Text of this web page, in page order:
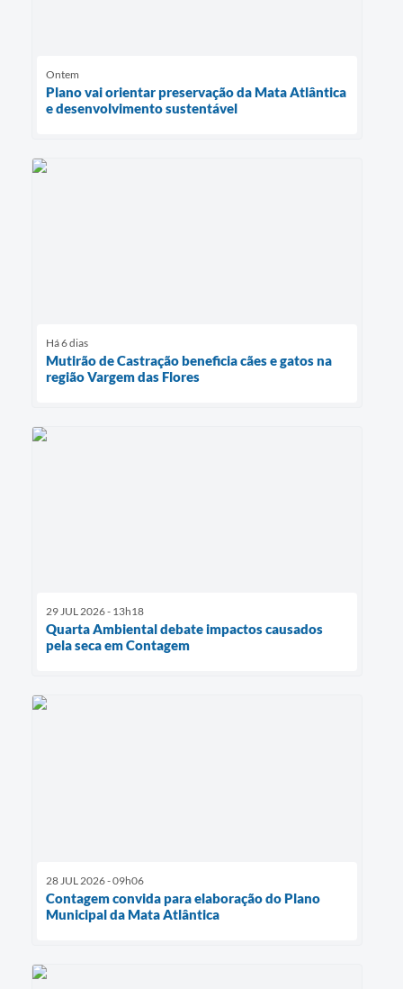
Ontem
Plano vai orientar preservação da Mata Atlântica
e desenvolvimento sustentável
Há 6 dias
Mutirão de Castração beneficia cães e gatos na
região Vargem das Flores
29 JUL 2026 - 13h18
Quarta Ambiental debate impactos causados
pela seca em Contagem
28 JUL 2026 - 09h06
Contagem convida para elaboração do Plano
Municipal da Mata Atlântica